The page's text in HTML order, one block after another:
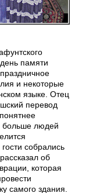
памяти
и некоторые
языке. Отец
перевод
больше людей
собрались
об
которая
самого здания.